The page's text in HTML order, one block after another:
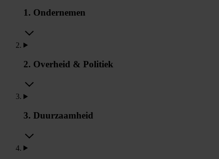
1. Ondernemen
2. Overheid & Politiek
3. Duurzaamheid